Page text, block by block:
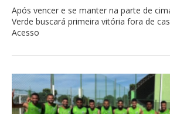
Após vencer e se manter na parte de
Verde buscará primeira vitória fora de
Acesso